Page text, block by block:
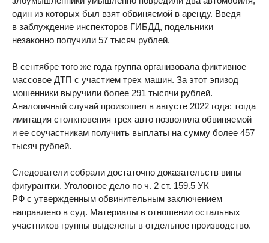
один из которых был взят обвиняемой в аренду. Введя
в заблуждение инспекторов ГИБДД, подельники
незаконно получили 57 тысяч рублей.
В сентябре того же года группа организовала фиктивное
массовое ДТП с участием трех машин. За этот эпизод
мошенники выручили более 291 тысячи рублей.
Аналогичный случай произошел в августе 2022 года: тогда
имитация столкновения трех авто позволила обвиняемой
и ее соучастникам получить выплаты на сумму более 457
тысяч рублей.
Следователи собрали достаточно доказательств вины
фигурантки. Уголовное дело по ч. 2 ст. 159.5 УК
РФ с утвержденным обвинительным заключением
направлено в суд. Материалы в отношении остальных
участников группы выделены в отдельное производство.